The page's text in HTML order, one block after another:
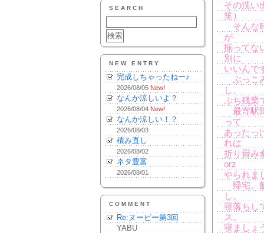
SEARCH
NEW ENTRY
完成しちゃったねー♪
2026/08/05 New!
なんか涼しいよ？
2026/08/04 New!
なんか涼しい！？
2026/08/03
積み直し
2026/08/02
ネタ豊富
2026/08/01
COMMENT
Re:ヌーピー第3回
YABU
その洗い
笑）
そんな
が
揃ってな
別に
いいんで
ぶっこ
し、
ぷち残業
最寄駅
って
あったっ
れは
折り畳み
orz
やられま
帰宅。
し。
寝落ちし
ス。
寝ましょ